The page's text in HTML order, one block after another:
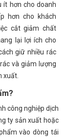
ít hơn cho doanh
hơn cho khách
cắt giảm chất
lại lợi ích cho
giữ nhiều rác
và giảm lượng
xuất.
m?
công nghiệp dịch
ty sản xuất hoặc
vào dòng tái